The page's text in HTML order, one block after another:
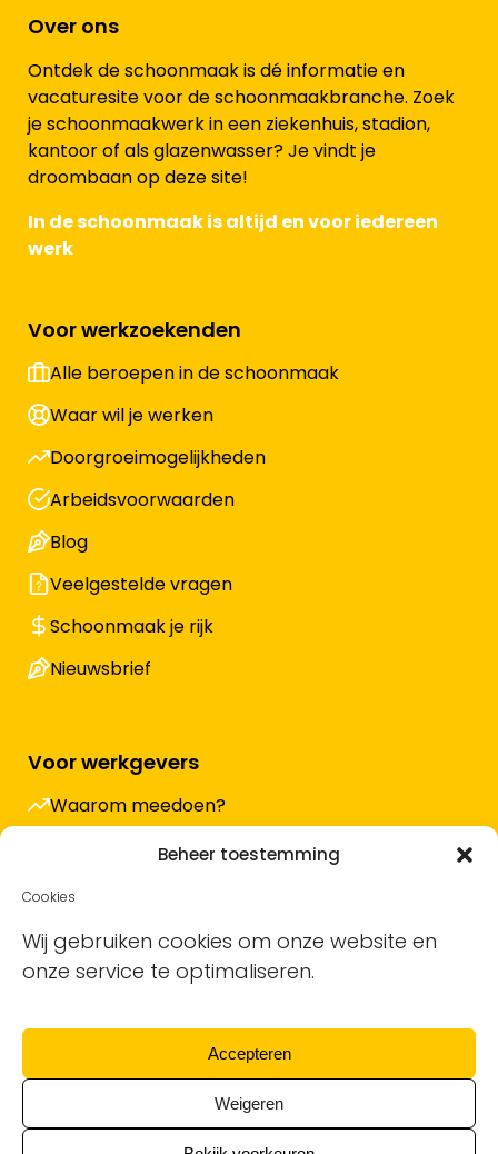
Beheer toestemming
Cookies
Wij gebruiken cookies om onze website en
onze service te optimaliseren.
Accepteren
Weigeren
Over ons
Ontdek de schoonmaak is dé informatie en
vacaturesite voor de schoonmaakbranche. Zoek
je schoonmaakwerk in een ziekenhuis, stadion,
kantoor of als glazenwasser? Je vindt je
droombaan op deze site!
In de schoonmaak is altijd en voor iedereen
werk
Voor werkzoekenden
Alle beroepen in de schoonmaak
Waar wil je werken
Doorgroeimogelijkheden
Arbeidsvoorwaarden
Blog
Veelgestelde vragen
Schoonmaak je rijk
Nieuwsbrief
Voor werkgevers
Waarom meedoen?
Hoe werkt het en wat kost het?
Vacature plaatsen
Sollicitanten ontvangen
Blog